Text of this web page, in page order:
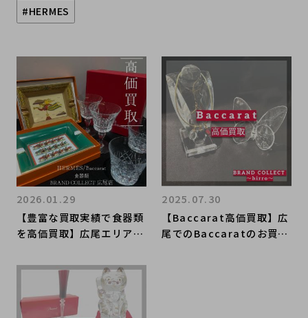
#HERMES
【豊富な買取実績で食器類
を高価買取】広尾エリアで
い！ 高価買取が叶うポイ
ントをご紹介いたします！
2026.01.29
【Baccarat高価買取】広
尾でのBaccaratのお買
2025.07.30